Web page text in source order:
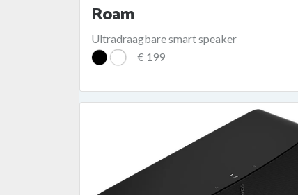
Roam
Ultradraagbare smart speaker
€ 199